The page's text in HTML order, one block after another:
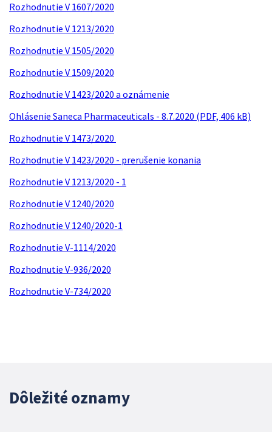
Rozhodnutie V 1607/2020
Rozhodnutie V 1213/2020
Rozhodnutie V 1505/2020
Rozhodnutie V 1509/2020
Rozhodnutie V 1423/2020 a oznámenie
Ohlásenie Saneca Pharmaceuticals - 8.7.2020 (PDF, 406 kB)
Rozhodnutie V 1473/2020
Rozhodnutie V 1423/2020 - prerušenie konania
Rozhodnutie V 1213/2020 - 1
Rozhodnutie V 1240/2020
Rozhodnutie V 1240/2020-1
Rozhodnutie V-1114/2020
Rozhodnutie V-936/2020
Rozhodnutie V-734/2020
Dôležité oznamy